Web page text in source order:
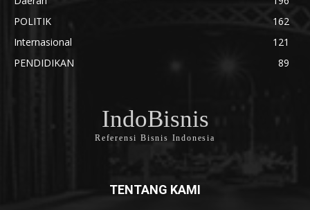
POLITIK
162
Internasional
121
PENDIDIKAN
89
IndoBisnis
Referensi Bisnis Indonesia
TENTANG KAMI